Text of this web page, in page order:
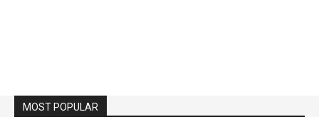
MOST POPULAR